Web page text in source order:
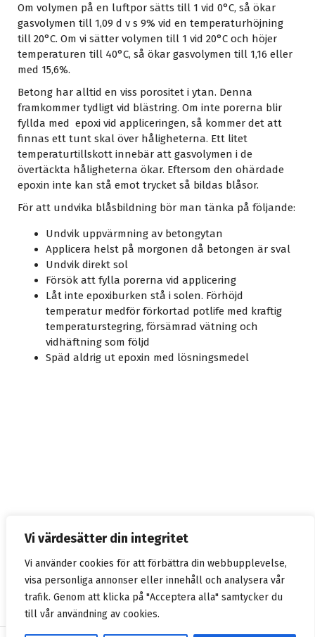
Vi värdesätter din integritet
Vi använder cookies för att förbättra din webbupplevelse,
visa personliga annonser eller innehåll och analysera vår
trafik. Genom att klicka på "Acceptera alla" samtycker du
till vår användning av cookies.
Om volymen på en luftpor sätts till 1 vid 0°C, så ökar
gasvolymen till 1,09 d v s 9% vid en temperaturhöjning
till 20°C. Om vi sätter volymen till 1 vid 20°C och höjer
temperaturen till 40°C, så ökar gasvolymen till 1,16 eller
med 15,6%.
Betong har alltid en viss porositet i ytan. Denna
framkommer tydligt vid blästring. Om inte porerna blir
fyllda med epoxi vid appliceringen, så kommer det att
finnas ett tunt skal över håligheterna. Ett litet
temperaturtillskott innebär att gasvolymen i de
övertäckta håligheterna ökar. Eftersom den ohärdade
epoxin inte kan stå emot trycket så bildas blåsor.
För att undvika blåsbildning bör man tänka på följande:
Undvik uppvärmning av betongytan
Applicera helst på morgonen då betongen är sval
Undvik direkt sol
Försök att fylla porerna vid applicering
Låt inte epoxiburken stå i solen. Förhöjd
temperatur medför förkortad potlife med kraftig
temperaturstegring, försämrad vätning och
vidhäftning som följd
Späd aldrig ut epoxin med lösningsmedel
Sök
Sök
efter: